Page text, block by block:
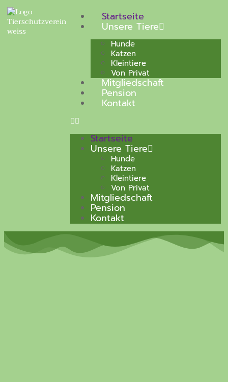
Startseite
Unsere Tiere
Hunde
Katzen
Kleintiere
Von Privat
Mitgliedschaft
Pension
Kontakt
Startseite
Unsere Tiere
Hunde
Katzen
Kleintiere
Von Privat
Mitgliedschaft
Pension
Kontakt